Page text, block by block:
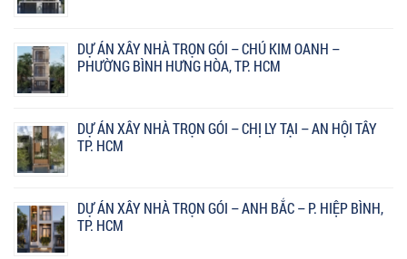
DỰ ÁN XÂY NHÀ TRỌN GÓI – CHÚ KIM OANH –
PHƯỜNG BÌNH HƯNG HÒA, TP. HCM
DỰ ÁN XÂY NHÀ TRỌN GÓI – CHỊ LY TẠI – AN HỘI TÂY
TP. HCM
DỰ ÁN XÂY NHÀ TRỌN GÓI – ANH BẮC – P. HIỆP BÌNH,
TP. HCM